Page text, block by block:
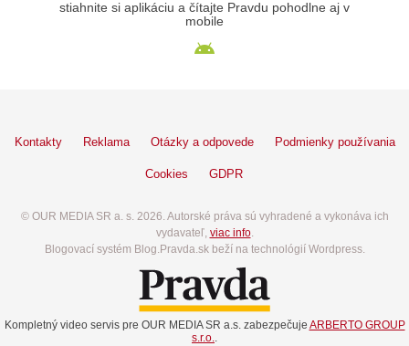
stiahnite si aplikáciu a čítajte Pravdu pohodlne aj v
mobile
Kontakty Reklama Otázky a odpovede Podmienky používania
Cookies GDPR
© OUR MEDIA SR a. s. 2026. Autorské práva sú vyhradené a vykonáva ich
vydavateľ, viac info.
Blogovací systém Blog.Pravda.sk beží na technológií Wordpress.
Kompletný video servis pre OUR MEDIA SR a.s. zabezpečuje ARBERTO GROUP
s.r.o..